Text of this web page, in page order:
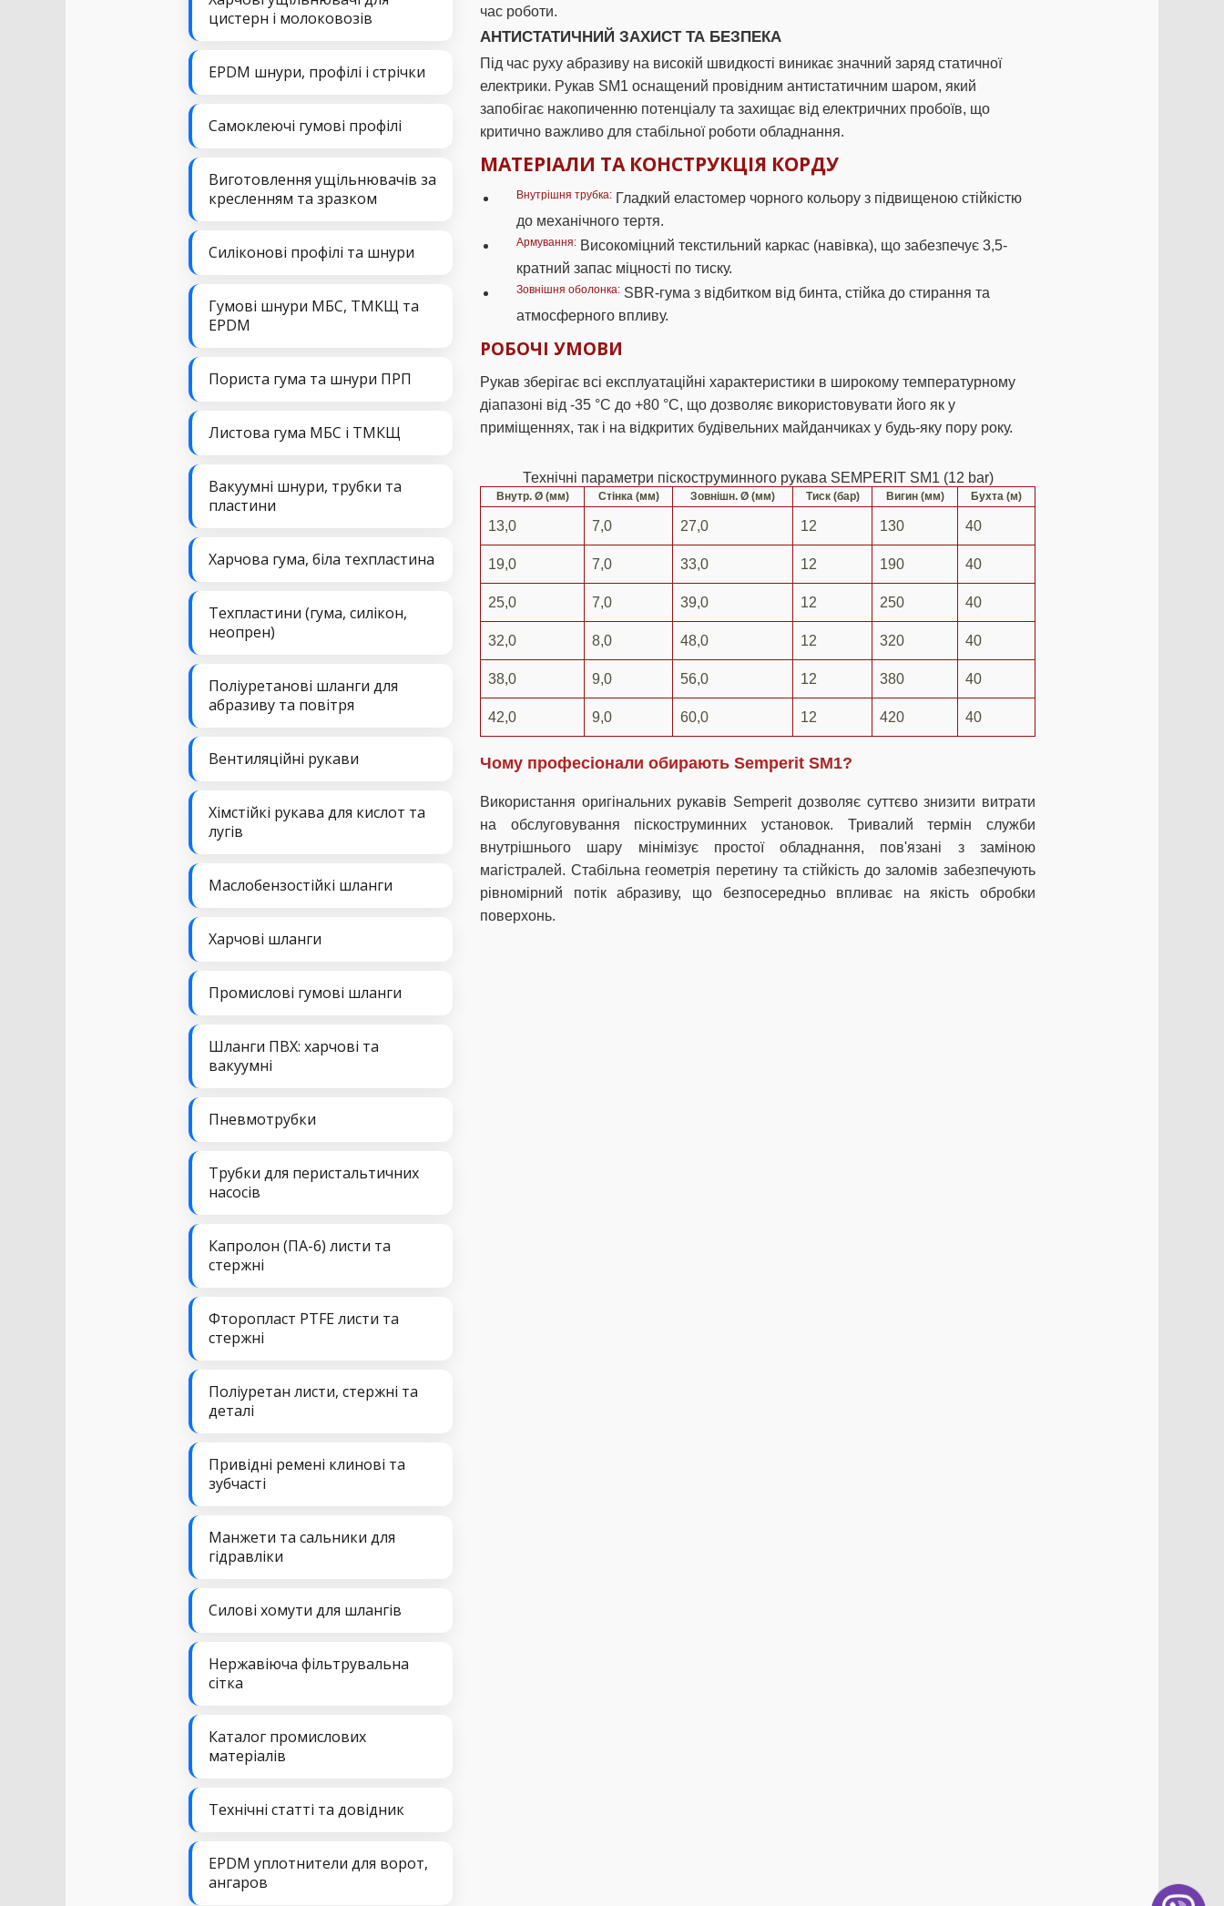
цистерн і молоковозів
EPDM шнури, профілі і стрічки
Самоклеючі гумові профілі
Виготовлення ущільнювачів за
кресленням та зразком
Силіконові профілі та шнури
Гумові шнури МБС, ТМКЩ та
EPDM
Пориста гума та шнури ПРП
Листова гума МБС і ТМКЩ
Вакуумні шнури, трубки та
пластини
Харчова гума, біла техпластина
Техпластини (гума, силікон,
неопрен)
Поліуретанові шланги для
абразиву та повітря
Вентиляційні рукави
Хімстійкі рукава для кислот та
лугів
Маслобензостійкі шланги
Харчові шланги
Промислові гумові шланги
Шланги ПВХ: харчові та
вакуумні
Пневмотрубки
Трубки для перистальтичних
насосів
Капролон (ПА-6) листи та
стержні
Фторопласт PTFE листи та
стержні
Поліуретан листи, стержні та
деталі
Привідні ремені клинові та
зубчасті
Манжети та сальники для
гідравліки
Силові хомути для шлангів
Нержавіюча фільтрувальна
сітка
Каталог промислових
матеріалів
Технічні статті та довідник
EPDM уплотнители для ворот,
ангаров
час роботи.
АНТИСТАТИЧНИЙ ЗАХИСТ ТА БЕЗПЕКА
Під час руху абразиву на високій швидкості виникає значний заряд статичної
електрики. Рукав SM1 оснащений провідним антистатичним шаром, який
запобігає накопиченню потенціалу та захищає від електричних пробоїв, що
критично важливо для стабільної роботи обладнання.
МАТЕРІАЛИ ТА КОНСТРУКЦІЯ КОРДУ
Внутрішня трубка: Гладкий еластомер чорного кольору з підвищеною стійкістю
до механічного тертя.
Армування: Високоміцний текстильний каркас (навівка), що забезпечує 3,5-
кратний запас міцності по тиску.
Зовнішня оболонка: SBR-гума з відбитком від бинта, стійка до стирання та
атмосферного впливу.
РОБОЧІ УМОВИ
Рукав зберігає всі експлуатаційні характеристики в широкому температурному
діапазоні від -35 °C до +80 °C, що дозволяє використовувати його як у
приміщеннях, так і на відкритих будівельних майданчиках у будь-яку пору року.
Технічні параметри піскоструминного рукава SEMPERIT SM1 (12 bar)
Внутр. Ø (мм) Стінка (мм) Зовнішн. Ø (мм) Тиск (бар) Вигин (мм) Бухта (м)
13,0 7,0 27,0 12 130 40
19,0 7,0 33,0 12 190 40
25,0 7,0 39,0 12 250 40
32,0 8,0 48,0 12 320 40
38,0 9,0 56,0 12 380 40
42,0 9,0 60,0 12 420 40
Чому професіонали обирають Semperit SM1?
Використання оригінальних рукавів Semperit дозволяє суттєво знизити витрати
на обслуговування піскоструминних установок. Тривалий термін служби
внутрішнього шару мінімізує простої обладнання, пов'язані з заміною
магістралей. Стабільна геометрія перетину та стійкість до заломів забезпечують
рівномірний потік абразиву, що безпосередньо впливає на якість обробки
поверхонь.